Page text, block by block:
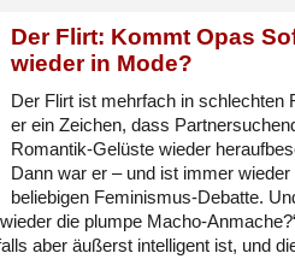
Der Flirt: Kommt Opas
wieder in Mode?
Der Flirt ist mehrfach in schlechten
er ein Zeichen, dass
Romantik-Gelüste wieder
Dann war er – und ist immer
beliebigen Feminismus-Debatte.
die plumpe Macho-
aber äußerst intelligent ist, und